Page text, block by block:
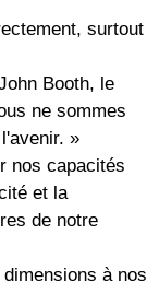
surtout
Booth, le
ne sommes
»
nos capacités
et la
de notre
à nos